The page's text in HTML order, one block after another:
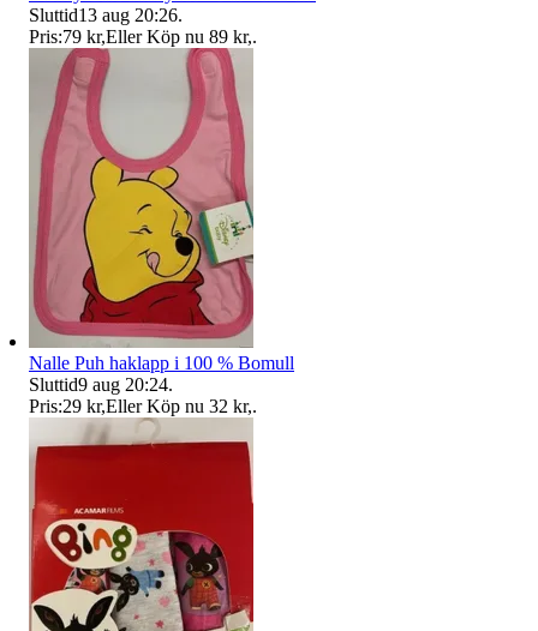
Sluttid13 aug 20:26.
Pris:79 kr,Eller Köp nu 89 kr,.
Nalle Puh haklapp i 100 % Bomull
Sluttid9 aug 20:24.
Pris:29 kr,Eller Köp nu 32 kr,.